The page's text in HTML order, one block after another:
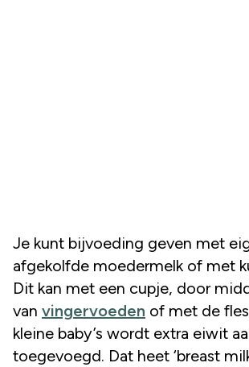
Je kunt bijvoeding geven met
afgekolfde moedermelk of met
Dit kan met een cupje, door
van vingervoeden of met de
kleine baby’s wordt extra eiwit
toegevoegd. Dat heet ‘breast